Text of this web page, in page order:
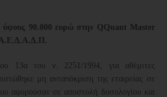
ύψους 90.000 ευρώ στην QQuant Master
13α του ν. 2251/1994, για αθέμιτες
μη ανταπόκριση της εταιρείας σε
αφορούσαν σε αποστολή δοσολογίου και